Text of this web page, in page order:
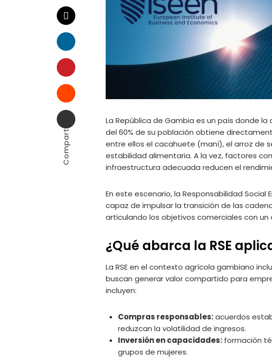
Twitter
LinkedIn
Pinterest
Stumbleupon
Email
Compartir
La República de Gambia es un país donde
del 60% de su población obtiene
entre ellos el cacahuete (maní), el arroz de
estabilidad alimentaria. A la vez, factores
infraestructura adecuada reducen el
En este escenario, la Responsabilidad
capaz de impulsar la transición de las
articulando los objetivos comerciales con un
¿Qué abarca la RSE
La RSE en el contexto agrícola gambiano
buscan generar valor compartido para
incluyen:
Compras responsables:acuerdos
reduzcan la volatilidad de ingresos.
Inversión en capacidades: formación
grupos de mujeres.